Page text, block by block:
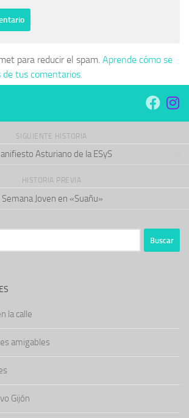
para reducir el spam. Aprende cómo se
tus comentarios.
SIGUIENTE HISTORIA
Asturiano de la ESyS
HISTORIA PREVIA
Semana Joven en «Suañu»
la calle
amigables
Gijón